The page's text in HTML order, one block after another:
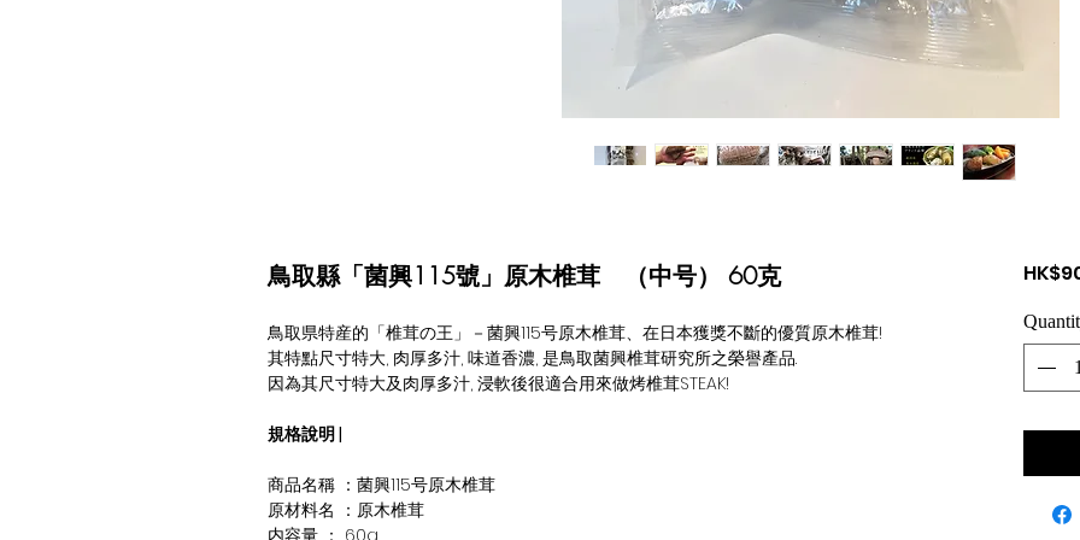
鳥取縣「菌興115號」原木椎茸 （中号） 60克
鳥取県特産的「椎茸の王」－菌興115号原木椎茸、在日本獲獎不斷的優質原木椎茸!
其特點尺寸特大, 肉厚多汁, 味道香濃, 是鳥取菌興椎茸研究所之榮譽產品.
因為其尺寸特大及肉厚多汁, 浸軟後很適合用來做烤椎茸STEAK!
規格說明|
商品名稱 ： 菌興115号原木椎茸
原材料名 ： 原木椎茸